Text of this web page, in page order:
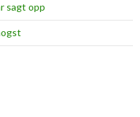
sagt opp